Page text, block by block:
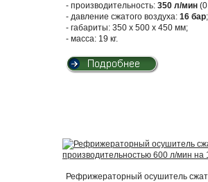
- производительность: 350 л/мин
- давление сжатого воздуха: 16 бар;
- габариты: 350 х 500 х 450 мм;
- масса: 19 кг.
Рефрижераторный осушитель